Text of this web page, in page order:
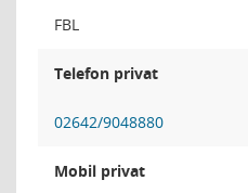
FBL
Telefon privat
02642/9048880
Mobil privat